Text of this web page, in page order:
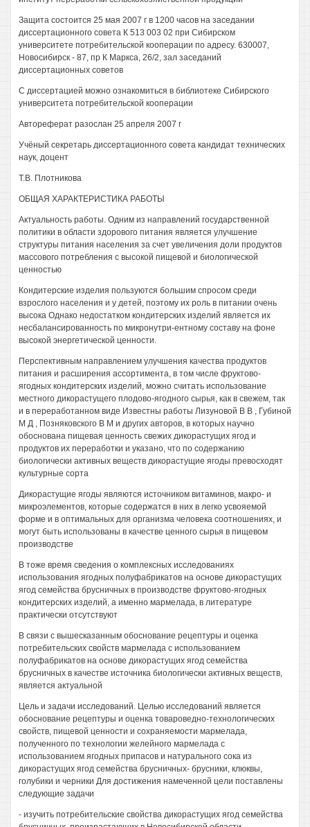
Защита состоится 25 мая 2007 г в 1200 часов на заседании
диссертационного совета К 513 003 02 при Сибирском
университете потребительской кооперации по адресу. 630007,
Новосибирск - 87, пр К Маркса, 26/2, зал заседаний
диссертационных советов
С диссертацией можно ознакомиться в библиотеке Сибирского
университета потребительской кооперации
Автореферат разослан 25 апреля 2007 г
Учёный секретарь диссертационного совета кандидат технических
наук, доцент
Т.В. Плотникова
ОБЩАЯ ХАРАКТЕРИСТИКА РАБОТЫ
Актуальность работы. Одним из направлений государственной
политики в области здорового питания является улучшение
структуры питания населения за счет увеличения доли продуктов
массового потребления с высокой пищевой и биологической
ценностью
Кондитерские изделия пользуются большим спросом среди
взрослого населения и у детей, поэтому их роль в питании очень
высока Однако недостатком кондитерских изделий является их
несбалансированность по микронутри-ентному составу на фоне
высокой энергетической ценности.
Перспективным направлением улучшения качества продуктов
питания и расширения ассортимента, в том числе фруктово-
ягодных кондитерских изделий, можно считать использование
местного дикорастущего плодово-ягодного сырья, как в свежем, так
и в переработанном виде Известны работы Лизуновой В В , Губиной
М Д , Позняковского В М и других авторов, в которых научно
обоснована пищевая ценность свежих дикорастущих ягод и
продуктов их переработки и указано, что по содержанию
биологически активных веществ дикорастущие ягоды превосходят
культурные сорта
Дикорастущие ягоды являются источником витаминов, макро- и
микроэлементов, которые содержатся в них в легко усвояемой
форме и в оптимальных для организма человека соотношениях, и
могут быть использованы в качестве ценного сырья в пищевом
производстве
В тоже время сведения о комплексных исследованиях
использования ягодных полуфабрикатов на основе дикорастущих
ягод семейства брусничных в производстве фруктово-ягодных
кондитерских изделий, а именно мармелада, в литературе
практически отсутствуют
В связи с вышесказанным обоснование рецептуры и оценка
потребительских свойств мармелада с использованием
полуфабрикатов на основе дикорастущих ягод семейства
брусничных в качестве источника биологически активных веществ,
является актуальной
Цель и задачи исследований. Целью исследований является
обоснование рецептуры и оценка товароведно-технологических
свойств, пищевой ценности и сохраняемости мармелада,
полученного по технологии желейного мармелада с
использованием ягодных припасов и натурального сока из
дикорастущих ягод семейства брусничных- брусники, клюквы,
голубики и черники Для достижения намеченной цели поставлены
следующие задачи
- изучить потребительские свойства дикорастущих ягод семейства